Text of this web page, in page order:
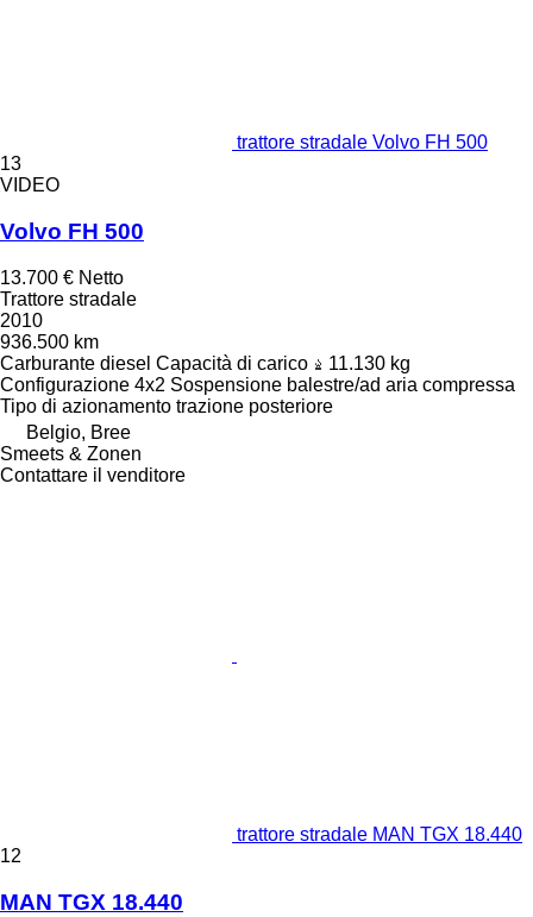
trattore stradale Volvo FH 500
13
VIDEO
Volvo FH 500
13.700 € Netto
Trattore stradale
2010
936.500 km
Carburante diesel Capacità di carico
11.130 kg
Configurazione 4x2 Sospensione balestre/ad aria compressa
Tipo di azionamento trazione posteriore
Belgio, Bree
Smeets & Zonen
Contattare il venditore
trattore stradale MAN TGX 18.440
12
MAN TGX 18.440